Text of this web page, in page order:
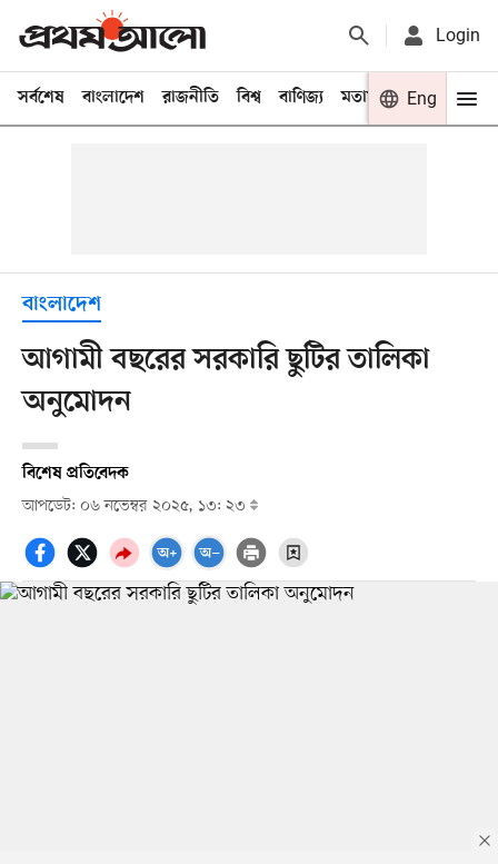
Login
সর্বশেষ বাংলাদেশ রাজনীতি বিশ্ব বাণিজ্য মতামত খেলা
Eng
বাংলাদেশ
আগামী বছরের সরকারি ছুটির তালিকা
অনুমোদন
বিশেষ প্রতিবেদক
আপডেট: ০৬ নভেম্বর ২০২৫, ১৩: ২৩